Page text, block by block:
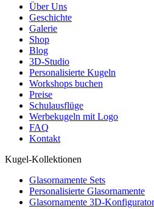
Über Uns
Geschichte
Galerie
Shop
Blog
3D-Studio
Personalisierte Kugeln
Workshops buchen
Preise
Schulausflüge
Werbekugeln mit Logo
FAQ
Kontakt
Kugel-Kollektionen
Glasornamente Sets
Personalisierte Glasornamente
Glasornamente 3D-Konfigurator